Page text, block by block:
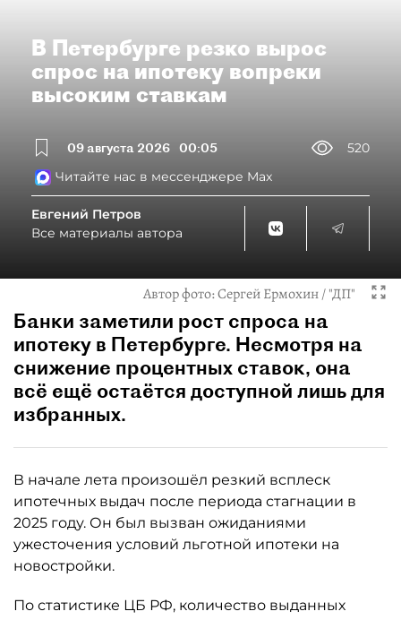
В Петербурге резко вырос
спрос на ипотеку вопреки
высоким ставкам
09 августа 2026 00:05
520
Читайте нас в мессенджере Max
Евгений Петров
Все материалы автора
Автор фото:Сергей Ермохин / "ДП"
Банки заметили рост спроса на
ипотеку в Петербурге. Несмотря на
снижение процентных ставок, она
всё ещё остаётся доступной лишь для
избранных.
В начале лета произошёл резкий всплеск
ипотечных выдач после периода стагнации в
2025 году. Он был вызван ожиданиями
ужесточения условий льготной ипотеки на
новостройки.
По статистике ЦБ РФ, количество выданных